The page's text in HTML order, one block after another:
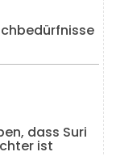
dass Suri
ist